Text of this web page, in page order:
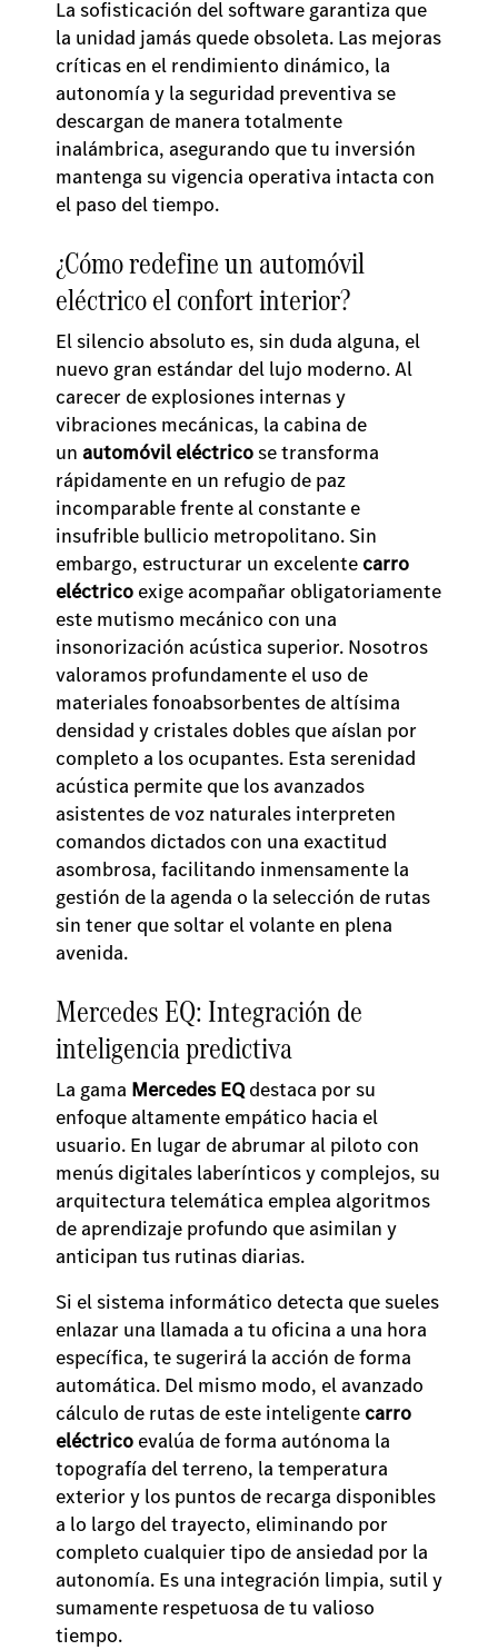
La sofisticación del software garantiza que
la unidad jamás quede obsoleta. Las mejoras
críticas en el rendimiento dinámico, la
autonomía y la seguridad preventiva se
descargan de manera totalmente
inalámbrica, asegurando que tu inversión
mantenga su vigencia operativa intacta con
el paso del tiempo.
¿Cómo redefine un automóvil
eléctrico el confort interior?
El silencio absoluto es, sin duda alguna, el
nuevo gran estándar del lujo moderno. Al
carecer de explosiones internas y
vibraciones mecánicas, la cabina de
un automóvil eléctrico se transforma
rápidamente en un refugio de paz
incomparable frente al constante e
insufrible bullicio metropolitano. Sin
embargo, estructurar un excelente carro
eléctrico exige acompañar obligatoriamente
este mutismo mecánico con una
insonorización acústica superior. Nosotros
valoramos profundamente el uso de
materiales fonoabsorbentes de altísima
densidad y cristales dobles que aíslan por
completo a los ocupantes. Esta serenidad
acústica permite que los avanzados
asistentes de voz naturales interpreten
comandos dictados con una exactitud
asombrosa, facilitando inmensamente la
gestión de la agenda o la selección de rutas
sin tener que soltar el volante en plena
avenida.
Mercedes EQ: Integración de
inteligencia predictiva
La gama Mercedes EQ destaca por su
enfoque altamente empático hacia el
usuario. En lugar de abrumar al piloto con
menús digitales laberínticos y complejos, su
arquitectura telemática emplea algoritmos
de aprendizaje profundo que asimilan y
anticipan tus rutinas diarias.
Si el sistema informático detecta que sueles
enlazar una llamada a tu oficina a una hora
específica, te sugerirá la acción de forma
automática. Del mismo modo, el avanzado
cálculo de rutas de este inteligente carro
eléctrico evalúa de forma autónoma la
topografía del terreno, la temperatura
exterior y los puntos de recarga disponibles
a lo largo del trayecto, eliminando por
completo cualquier tipo de ansiedad por la
autonomía. Es una integración limpia, sutil y
sumamente respetuosa de tu valioso
tiempo.